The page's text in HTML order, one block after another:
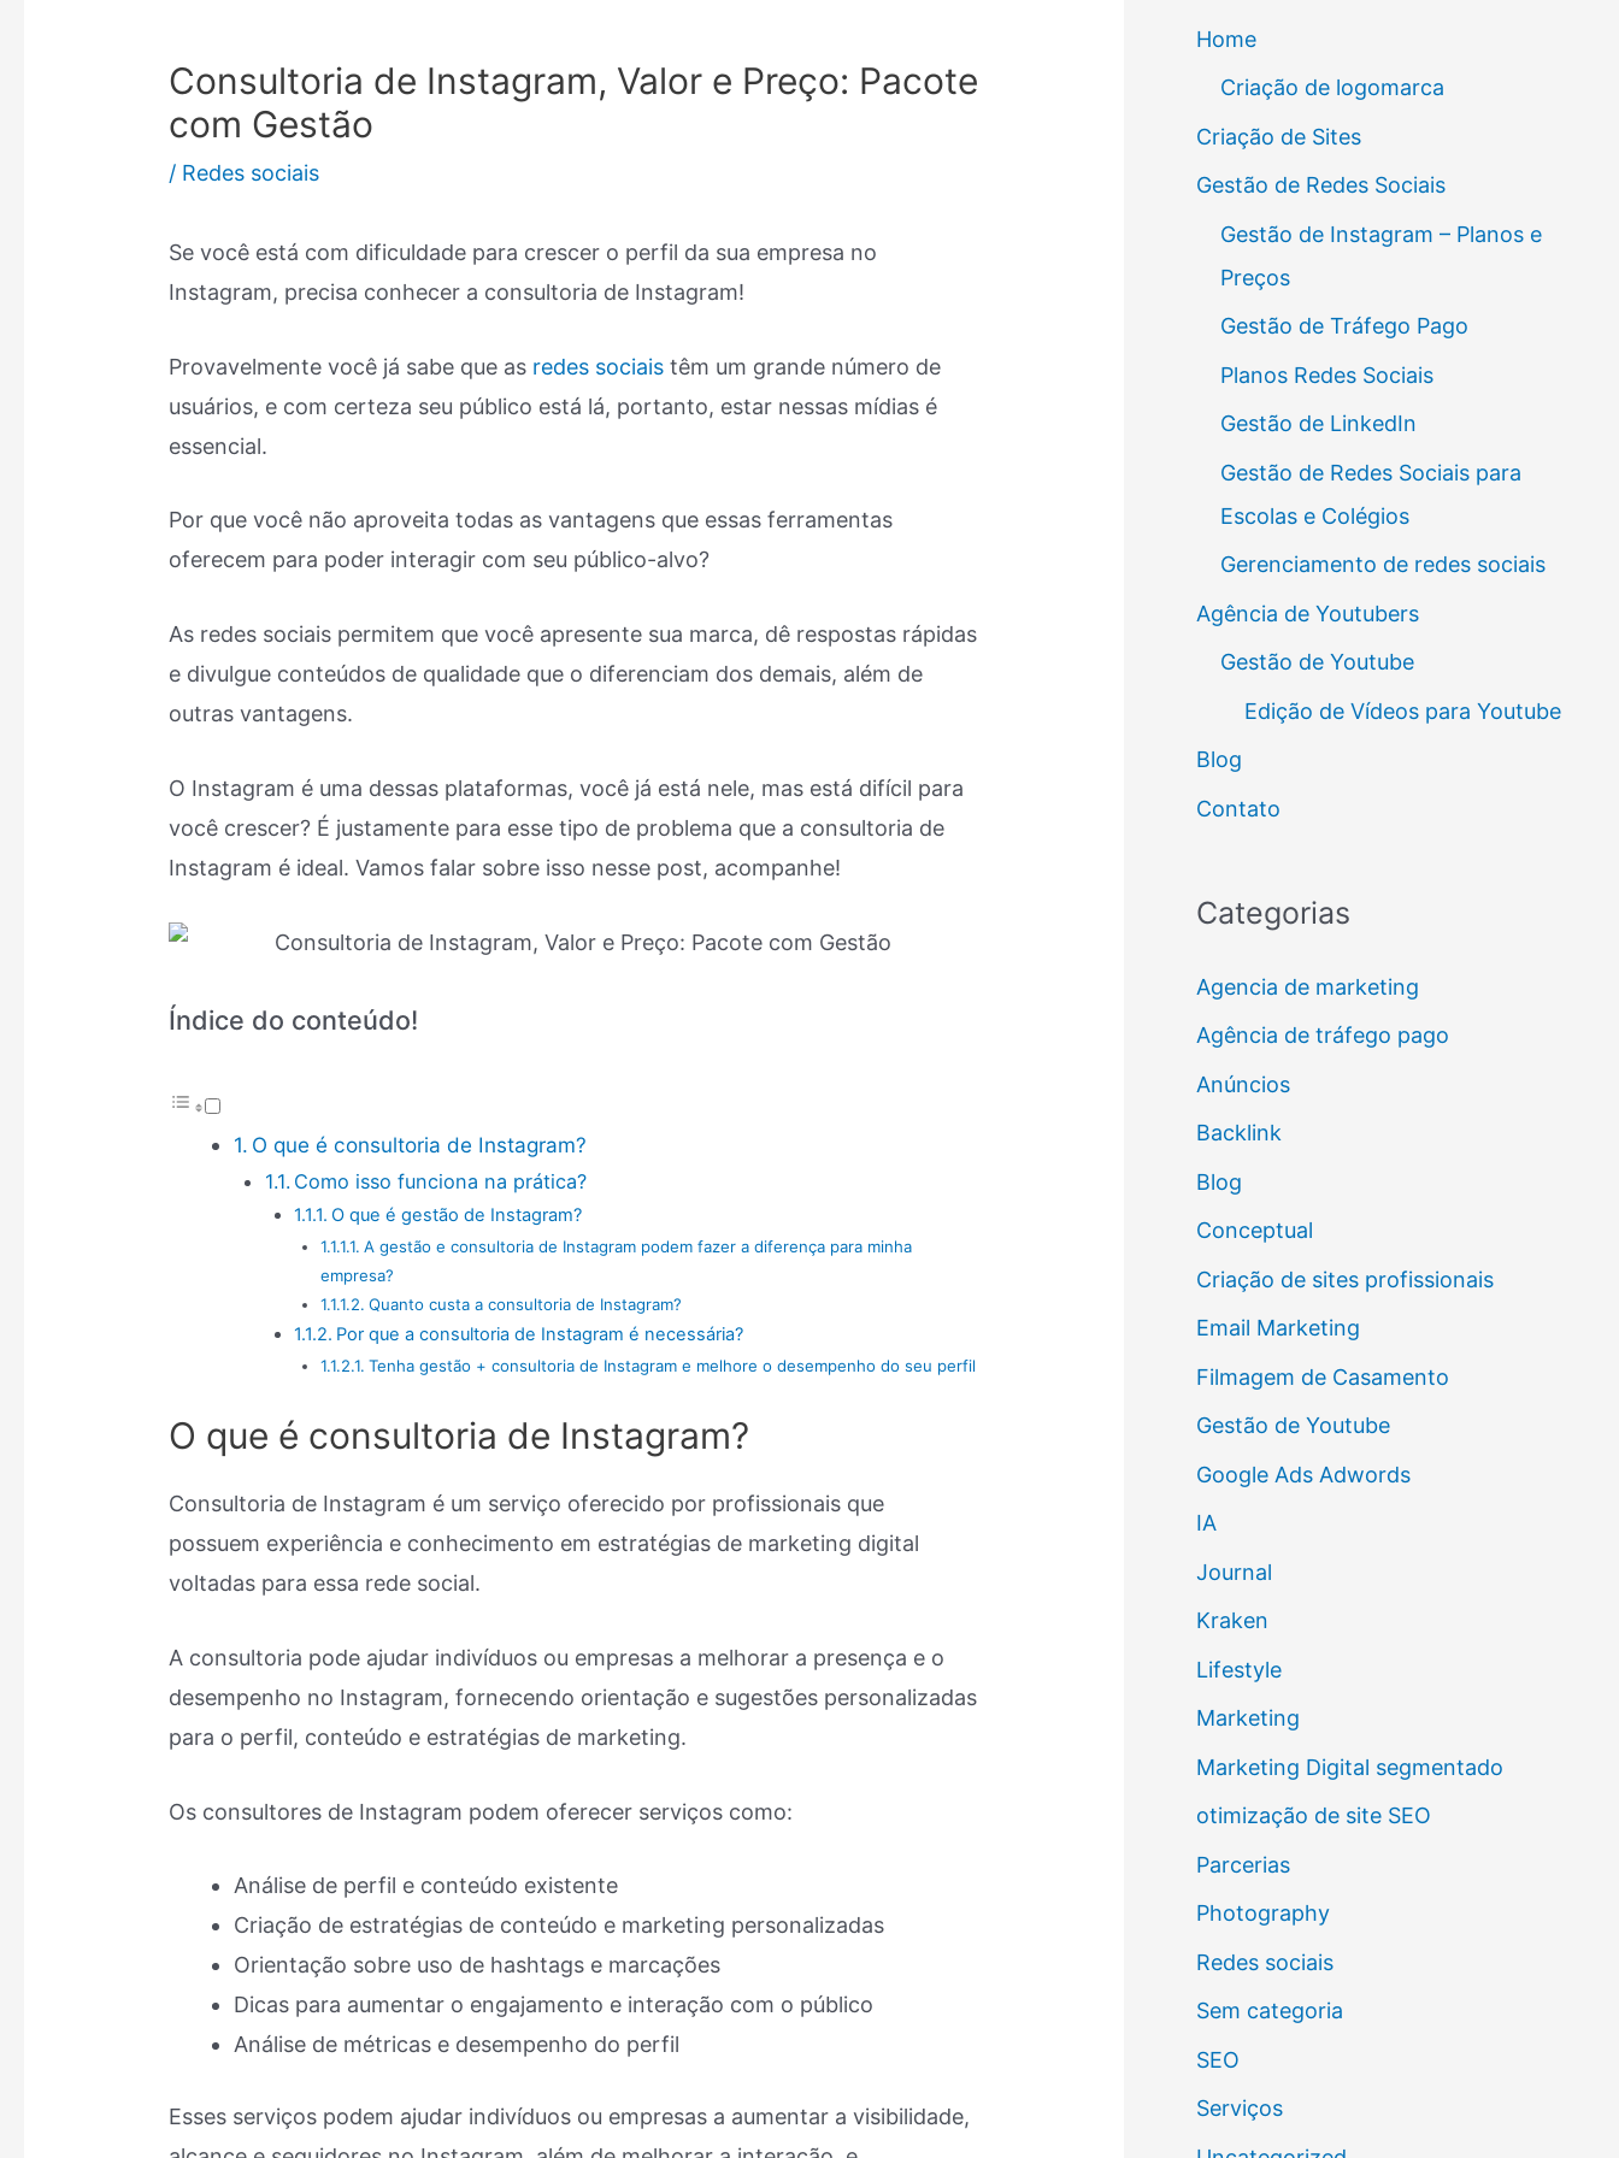
Consultoria de Instagram, Valor e Preço: Pacote
com Gestão
/ Redes sociais
Se você está com dificuldade para crescer o perfil da sua empresa no
Instagram, precisa conhecer a consultoria de Instagram!
Provavelmente você já sabe que as redes sociais têm um grande número de
usuários, e com certeza seu público está lá, portanto, estar nessas mídias é
essencial.
Por que você não aproveita todas as vantagens que essas ferramentas
oferecem para poder interagir com seu público-alvo?
As redes sociais permitem que você apresente sua marca, dê respostas rápidas
e divulgue conteúdos de qualidade que o diferenciam dos demais, além de
outras vantagens.
O Instagram é uma dessas plataformas, você já está nele, mas está difícil para
você crescer? É justamente para esse tipo de problema que a consultoria de
Instagram é ideal. Vamos falar sobre isso nesse post, acompanhe!
Índice do conteúdo!
O que é consultoria de Instagram?
Como isso funciona na prática?
O que é gestão de Instagram?
A gestão e consultoria de Instagram podem fazer a diferença para minha
empresa?
Quanto custa a consultoria de Instagram?
Por que a consultoria de Instagram é necessária?
Tenha gestão + consultoria de Instagram e melhore o desempenho do seu perfil
O que é consultoria de Instagram?
Consultoria de Instagram é um serviço oferecido por profissionais que
possuem experiência e conhecimento em estratégias de marketing digital
voltadas para essa rede social.
A consultoria pode ajudar indivíduos ou empresas a melhorar a presença e o
desempenho no Instagram, fornecendo orientação e sugestões personalizadas
para o perfil, conteúdo e estratégias de marketing.
Os consultores de Instagram podem oferecer serviços como:
Análise de perfil e conteúdo existente
Criação de estratégias de conteúdo e marketing personalizadas
Orientação sobre uso de hashtags e marcações
Dicas para aumentar o engajamento e interação com o público
Análise de métricas e desempenho do perfil
Esses serviços podem ajudar indivíduos ou empresas a aumentar a visibilidade,
Home
Criação de logomarca
Criação de Sites
Gestão de Redes Sociais
Gestão de Instagram – Planos e
Preços
Gestão de Tráfego Pago
Planos Redes Sociais
Gestão de LinkedIn
Gestão de Redes Sociais para
Escolas e Colégios
Gerenciamento de redes sociais
Agência de Youtubers
Gestão de Youtube
Edição de Vídeos para Youtube
Blog
Contato
Categorias
Agencia de marketing
Agência de tráfego pago
Anúncios
Backlink
Blog
Conceptual
Criação de sites profissionais
Email Marketing
Filmagem de Casamento
Gestão de Youtube
Google Ads Adwords
IA
Journal
Kraken
Lifestyle
Marketing
Marketing Digital segmentado
otimização de site SEO
Parcerias
Photography
Redes sociais
Sem categoria
SEO
Serviços